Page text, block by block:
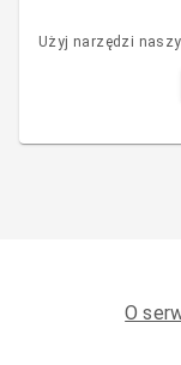
Użyj narzędzi
O